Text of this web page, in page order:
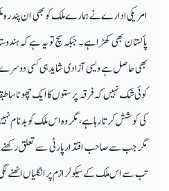
امریکی ادارے نے ہمارے ملک کو بھی ان پندرہ
پاکستان بھی کھڑا ہے۔ جبکہ سچ تو یہ ہے کہ
بھی حاصل ہے ویسی آزادی شاید ہی کسی
کوئی شک نہیںکہ فرقہ پرستوں کا ایک چھوٹا
کی کوشش کرتا رہا ہے، مگر وہ اس ملک کو بدنا م
مگر جب سے صاحب اقتدار پارٹی سے تعلق
تب سے اس ملک کے سیکولرازم پر انگلیاں اٹھنے